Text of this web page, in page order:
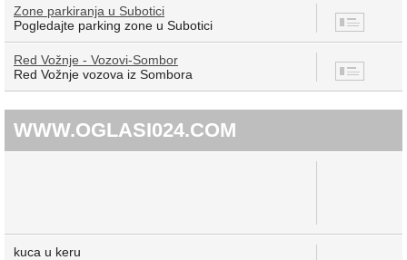
Zone parkiranja u Subotici
Pogledajte parking zone u Subotici7
Red Vožnje - Vozovi-Sombor
Red Vožnje vozova iz Sombora
WWW.OGLASI024.COM
kuca u keru